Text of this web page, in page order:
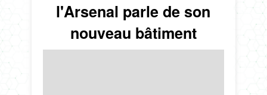
l'Arsenal parle de son
nouveau bâtiment